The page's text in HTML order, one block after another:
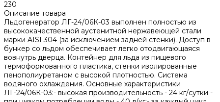
230
Описание товара
Льдогенератор ЛГ-24/06К-03 выполнен полностью из
высококачественной аустенитной нержавеющей стали
марки AISI 304 (за исключением задней стенки). Доступ в
бункер со льдом обеспечивает легко отодвигающаяся
вовнутрь дверца. Контейнер для льда из пищевого
термоформованного пластика, стенки изолированные
пенополиуретаном с высокой плотностью. Система
водяного охлаждения. Основные характеристики
ЛГ-24/06К-03:- высокая производительность - 24 кг/сутки -